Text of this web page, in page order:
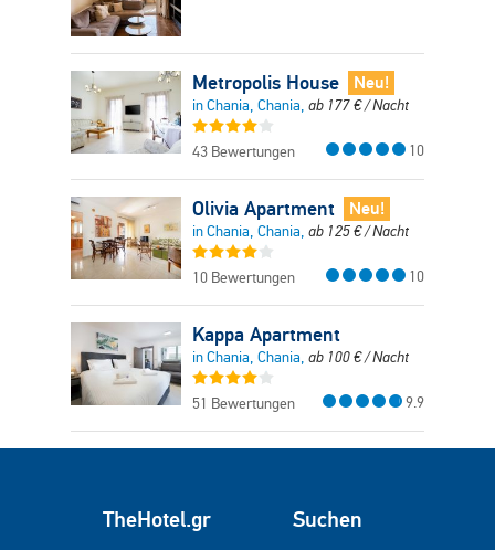
Metropolis House Neu!
in Chania, Chania, ab 177€/ Nacht
43 Bewertungen 10
Olivia Apartment Neu!
in Chania, Chania, ab 125€/ Nacht
10 Bewertungen 10
Kappa Apartment
in Chania, Chania, ab 100€/ Nacht
51 Bewertungen 9.9
TheHotel.gr Suchen